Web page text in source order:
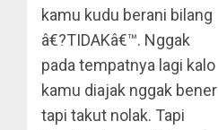
kamu kudu berani bilang
â€?TIDAKâ€™. Nggak
pada tempatnya lagi kalo
kamu diajak nggak bener
tapi takut nolak. Tapi